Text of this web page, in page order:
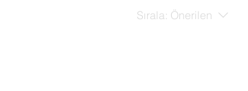
Sırala: Önerilen